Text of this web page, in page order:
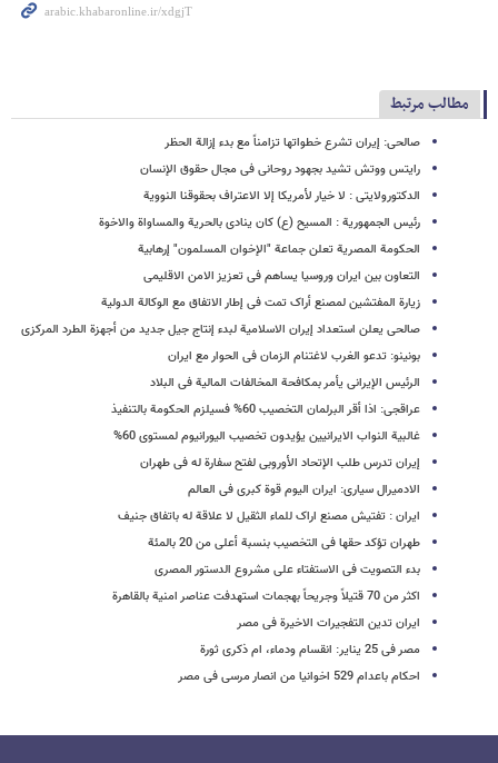
مطالب مرتبط
صالحی: إیران تشرع خطواتها تزامناً مع بدء إزالة الحظر
رایتس ووتش تشید بجهود روحانی فی مجال حقوق الإنسان
الدکتورولایتی : لا خیار لأمریکا إلا الاعتراف بحقوقنا النوویة
رئیس الجمهوریة : المسیح (ع) کان ینادی بالحریة والمساواة والاخوة
الحکومة المصریة تعلن جماعة "الإخوان المسلمون" إرهابیة
التعاون بین ایران وروسیا یساهم فی تعزیز الامن الاقلیمی
زیارة المفتشین لمصنع أراک تمت فی إطار الاتفاق مع الوکالة الدولیة
صالحی یعلن استعداد إیران الاسلامیة لبدء إنتاج جیل جدید من أجهزة الطرد المرکزی
بونینو: تدعو الغرب لاغتنام الزمان فی الحوار مع ایران
الرئیس الإیرانی یأمر بمکافحة المخالفات المالیة فی البلاد
عراقجی: اذا أقر البرلمان التخصیب 60% فسیلزم الحکومة بالتنفیذ
غالبیة النواب الایرانیین یؤیدون تخصیب الیورانیوم لمستوى 60%
إیران تدرس طلب الإتحاد الأوروبی لفتح سفارة له فی طهران
الادمیرال سیاری: ایران الیوم قوة کبرى فی العالم
ایران : تفتیش مصنع اراک للماء الثقیل لا علاقة له باتفاق جنیف
طهران تؤکد حقها فی التخصیب بنسبة أعلى من 20 بالمئة
بدء التصویت فی الاستفتاء على مشروع الدستور المصری
اکثر من 70 قتیلاً وجریحاً بهجمات استهدفت عناصر امنیة بالقاهرة
ایران تدین التفجیرات الاخیرة فی مصر
مصر فی 25 ینایر: انقسام ودماء، ام ذکرى ثورة
احکام باعدام 529 اخوانیا من انصار مرسی فی مصر